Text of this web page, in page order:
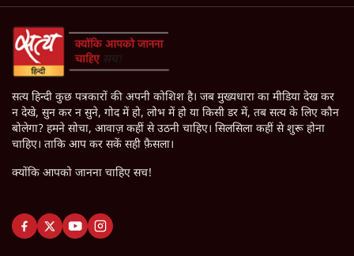
सत्य हिन्दी कुछ पत्रकारों की अपनी कोशिश है। जब मुख्यधारा का मीडिया देख कर
न देखे, सुन कर न सुने, गोद में हो, लोभ में हो या किसी डर में, तब सत्य के लिए कौन
बोलेगा? हमने सोचा, आवाज़ कहीं से उठनी चाहिए। सिलसिला कहीं से शुरू होना
चाहिए। ताकि आप कर सकें सही फ़ैसला।
क्योंकि आपको जानना चाहिए सच!